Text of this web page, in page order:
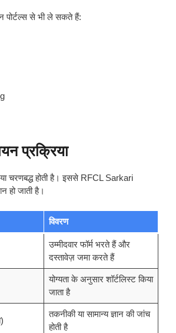
पोर्टल्स से भी ले सकते हैं:
प्रक्रिया
चरणबद्ध होती है। इससे RFCL Sarkari
हो जाती है।
विवरण
उम्मीदवार फॉर्म भरते हैं और
दस्तावेज़ जमा करते हैं
योग्यता के अनुसार शॉर्टलिस्ट किया
जाता है
तकनीकी या सामान्य ज्ञान की जांच
होती है